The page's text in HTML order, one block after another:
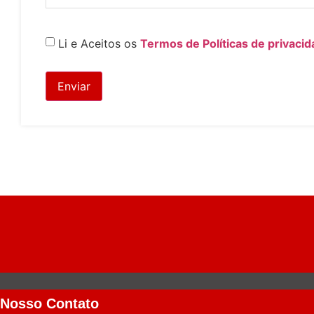
Li e Aceitos os Termos de Políticas de
Enviar
Nosso Contato